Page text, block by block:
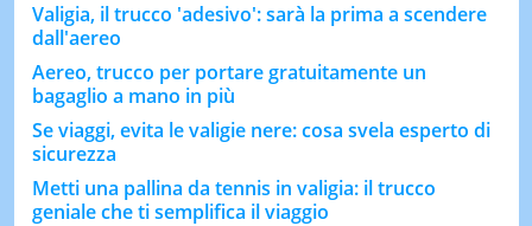
Valigia, il trucco 'adesivo': sarà la prima a scendere
dall'aereo
Aereo, trucco per portare gratuitamente un
bagaglio a mano in più
​​Se viaggi, evita le valigie nere: cosa svela esperto di
sicurezza
Metti una pallina da tennis in valigia: il trucco
geniale che ti semplifica il viaggio